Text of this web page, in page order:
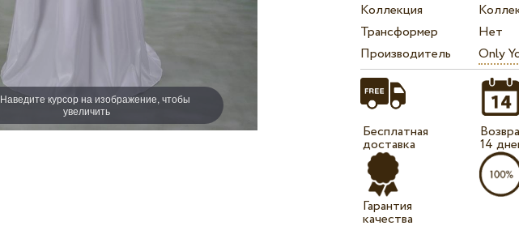
Наведите курсор на изображение, чтобы
увеличить
Коллекция
Трансформер
Нет
Производитель
Only
Бесплатная
доставка
Гарантия
качества
14